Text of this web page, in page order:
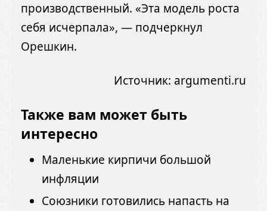
производственный. «Эта модель роста
себя исчерпала», — подчеркнул
Орешкин.
Источник: argumenti.ru
Также вам может быть
интересно
Маленькие кирпичи большой
инфляции
Союзники готовились напасть на